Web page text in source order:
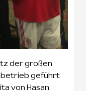
der großen
geführt
von Hasan